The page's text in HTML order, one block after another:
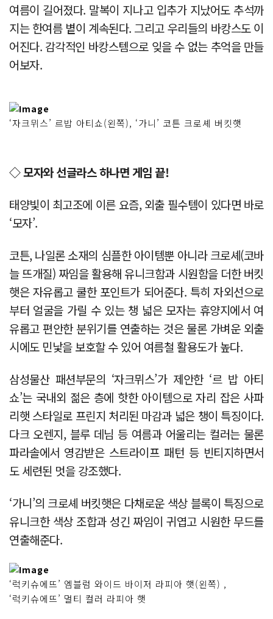
여름이 길어졌다. 말복이 지나고 입추가 지났어도 추석까
지는 한여름 볕이 계속된다. 그리고 우리들의 바캉스도 이
어진다. 감각적인 바캉스템으로 잊을 수 없는 추억을 만들
어보자.
‘자크뮈스’ 르밥 아티쇼(왼쪽), ‘가니’ 코튼 크로셰 버킷햇
◇ 모자와 선글라스 하나면 게임 끝!
태양빛이 최고조에 이른 요즘, 외출 필수템이 있다면 바로
‘모자’.
코튼, 나일론 소재의 심플한 아이템뿐 아니라 크로셰(코바
늘 뜨개질) 짜임을 활용해 유니크함과 시원함을 더한 버킷
햇은 자유롭고 쿨한 포인트가 되어준다. 특히 자외선으로
부터 얼굴을 가릴 수 있는 챙 넓은 모자는 휴양지에서 여
유롭고 편안한 분위기를 연출하는 것은 물론 가벼운 외출
시에도 민낯을 보호할 수 있어 여름철 활용도가 높다.
삼성물산 패션부문의 ‘자크뮈스’가 제안한 ‘르 밥 아티
쇼’는 국내외 젊은 층에 핫한 아이템으로 자리 잡은 사파
리햇 스타일로 프린지 처리된 마감과 넓은 챙이 특징이다.
다크 오렌지, 블루 데님 등 여름과 어울리는 컬러는 물론
파라솔에서 영감받은 스트라이프 패턴 등 빈티지하면서
도 세련된 멋을 강조했다.
‘가니’의 크로셰 버킷햇은 다채로운 색상 블록이 특징으로
유니크한 색상 조합과 성긴 짜임이 귀엽고 시원한 무드를
연출해준다.
‘럭키슈에뜨’ 엠블럼 와이드 바이저 라피아 햇(왼쪽) ,
‘럭키슈에뜨’ 멀티 컬러 라피아 햇